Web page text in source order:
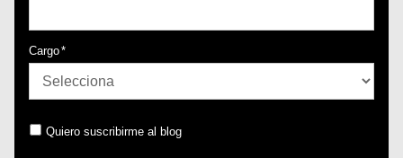
Cargo*
Quiero suscribirme al blog